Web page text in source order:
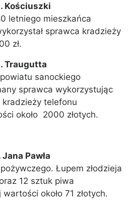
Kościuszki
letniego mieszkańca
sprawca kradzieży
zł.
Traugutta
sanockiego
sprawca wykorzystując
telefonu
około 2000 złotych.
Pawła
Łupem złodzieja
12 sztuk piwa
około 71 złotych.